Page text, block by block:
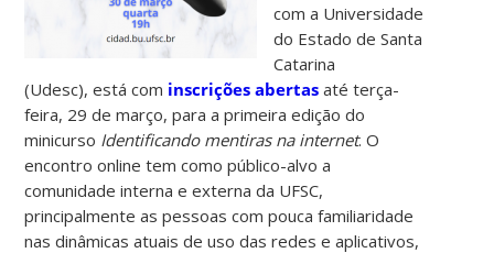
com a Universidade
do Estado de Santa
Catarina
(Udesc), está com inscrições abertas até terça-
feira, 29 de março, para a primeira edição do
minicurso Identificando mentiras na internet. O
encontro online tem como público-alvo a
comunidade interna e externa da UFSC,
principalmente as pessoas com pouca familiaridade
nas dinâmicas atuais de uso das redes e aplicativos,